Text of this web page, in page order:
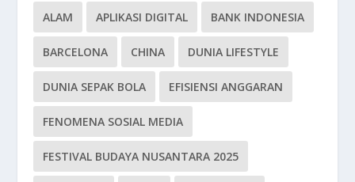
ALAM APLIKASI DIGITAL BANK INDONESIA
BARCELONA CHINA DUNIA LIFESTYLE
DUNIA SEPAK BOLA EFISIENSI ANGGARAN
FENOMENA SOSIAL MEDIA
FESTIVAL BUDAYA NUSANTARA 2025